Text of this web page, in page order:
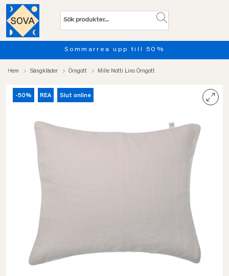
upp till 50%
Hem Sängkläder Örngott Mille Notti Lino Örngott
-50% REA Slut online